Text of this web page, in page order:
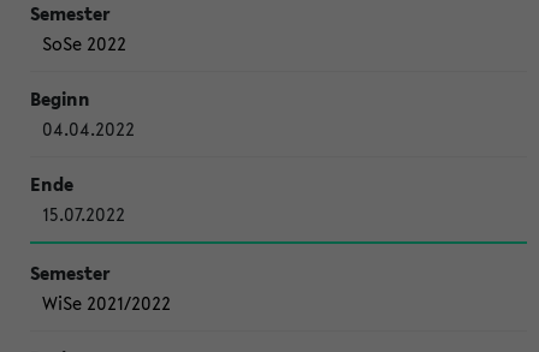
SoSe 2022
04.04.2022
15.07.2022
WiSe 2021/2022